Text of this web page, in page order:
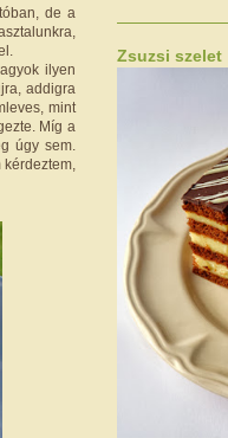
de a
ilyen
addigra
mint
Míg a
úgy sem.
Zsuzsi szelet